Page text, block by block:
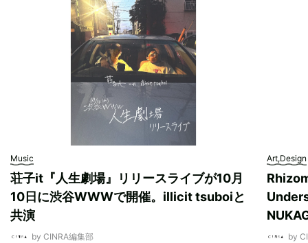
Music
荘子it『人生劇場』リリースライブが10月
10日に渋谷WWWで開催。illicit tsuboiと
共演
by CINRA編集部
Art,Design
by